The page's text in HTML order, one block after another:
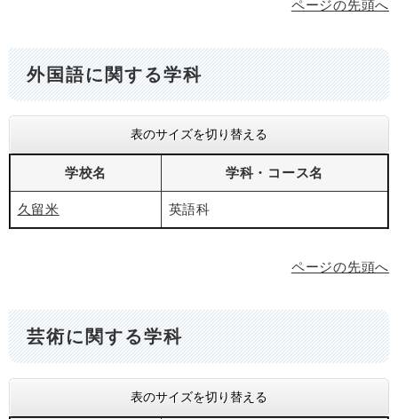
ページの先頭へ
外国語に関する学科
表のサイズを切り替える
学校名 学科・コース名
久留米 英語科
ページの先頭へ
芸術に関する学科
表のサイズを切り替える